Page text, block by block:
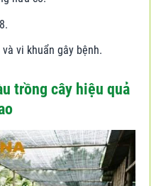
vi khuẩn gây bệnh.
trồng cây hiệu quả